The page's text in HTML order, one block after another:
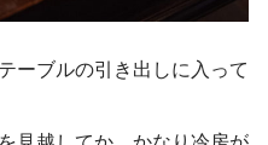
ーブルの引き出しに入って